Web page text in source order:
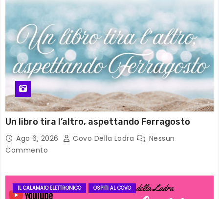
Un libro tira l’altro, aspettando Ferragosto
Ago 6, 2026 Covo Della Ladra
Nessun
Commento
IL CALAMAIO ELETTRONICO OSPITI AL COVO